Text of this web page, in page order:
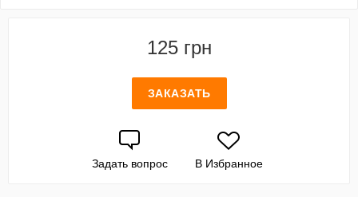
125 грн
ЗАКАЗАТЬ
Задать вопрос В Избранное